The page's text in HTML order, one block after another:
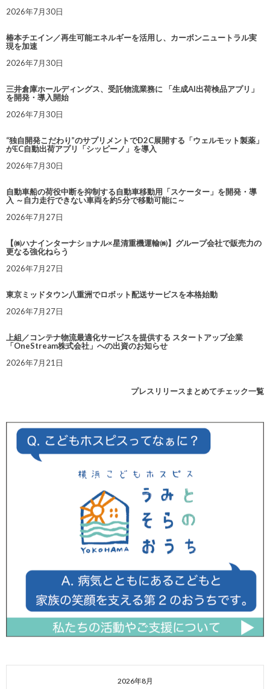
2026年7月30日
椿本チエイン／再生可能エネルギーを活用し、カーボンニュートラル実
現を加速
2026年7月30日
三井倉庫ホールディングス、受託物流業務に 「生成AI出荷検品アプリ」
を開発・導入開始
2026年7月30日
“独自開発こだわり”のサプリメントでD2C展開する「ウェルモット製薬」
がEC自動出荷アプリ「シッピーノ」を導入
2026年7月30日
自動車船の荷役中断を抑制する自動車移動用「スケーター」を開発・導
入 ～自力走行できない車両を約5分で移動可能に～
2026年7月27日
【㈱ハナインターナショナル×星清重機運輸㈱】グループ会社で販売力の
更なる強化ねらう
2026年7月27日
東京ミッドタウン八重洲でロボット配送サービスを本格始動
2026年7月27日
上組／コンテナ物流最適化サービスを提供する スタートアップ企業
「OneStream株式会社」への出資のお知らせ
2026年7月21日
プレスリリースまとめてチェック一覧
2026年8月